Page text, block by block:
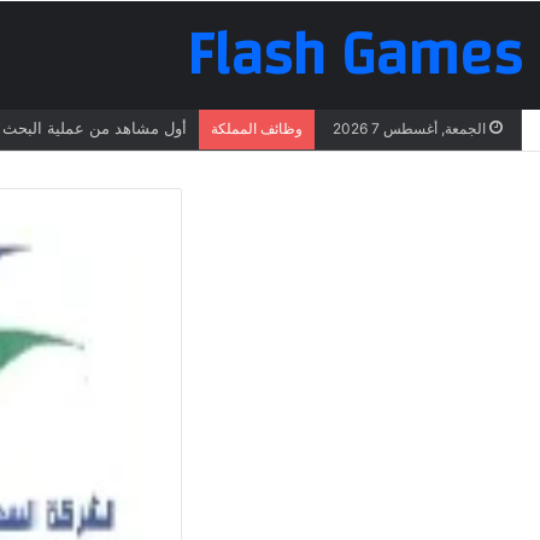
Flash Games
الجمعة, أغسطس 7 2026 وظائف المملكة أول مشاهد من عملية البحث